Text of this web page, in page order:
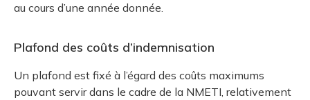
au cours d’une année donnée.
Plafond des coûts d’indemnisation
Un plafond est fixé à l’égard des coûts maximums
pouvant servir dans le cadre de la NMETI, relativement